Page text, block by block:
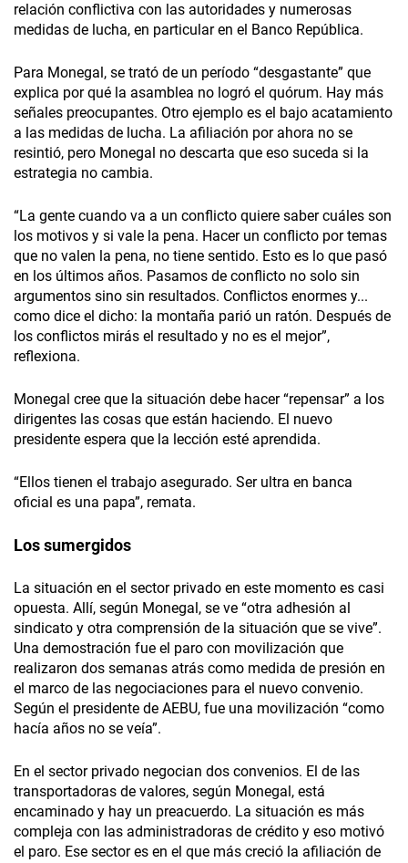
relación conflictiva con las autoridades y numerosas
medidas de lucha, en particular en el Banco República.
Para Monegal, se trató de un período “desgastante” que
explica por qué la asamblea no logró el quórum. Hay más
señales preocupantes. Otro ejemplo es el bajo acatamiento
a las medidas de lucha. La afiliación por ahora no se
resintió, pero Monegal no descarta que eso suceda si la
estrategia no cambia.
“La gente cuando va a un conflicto quiere saber cuáles son
los motivos y si vale la pena. Hacer un conflicto por temas
que no valen la pena, no tiene sentido. Esto es lo que pasó
en los últimos años. Pasamos de conflicto no solo sin
argumentos sino sin resultados. Conflictos enormes y...
como dice el dicho: la montaña parió un ratón. Después de
los conflictos mirás el resultado y no es el mejor”,
reflexiona.
Monegal cree que la situación debe hacer “repensar” a los
dirigentes las cosas que están haciendo. El nuevo
presidente espera que la lección esté aprendida.
“Ellos tienen el trabajo asegurado. Ser ultra en banca
oficial es una papa”, remata.
Los sumergidos
La situación en el sector privado en este momento es casi
opuesta. Allí, según Monegal, se ve “otra adhesión al
sindicato y otra comprensión de la situación que se vive”.
Una demostración fue el paro con movilización que
realizaron dos semanas atrás como medida de presión en
el marco de las negociaciones para el nuevo convenio.
Según el presidente de AEBU, fue una movilización “como
hacía años no se veía”.
En el sector privado negocian dos convenios. El de las
transportadoras de valores, según Monegal, está
encaminado y hay un preacuerdo. La situación es más
compleja con las administradoras de crédito y eso motivó
el paro. Ese sector es en el que más creció la afiliación de